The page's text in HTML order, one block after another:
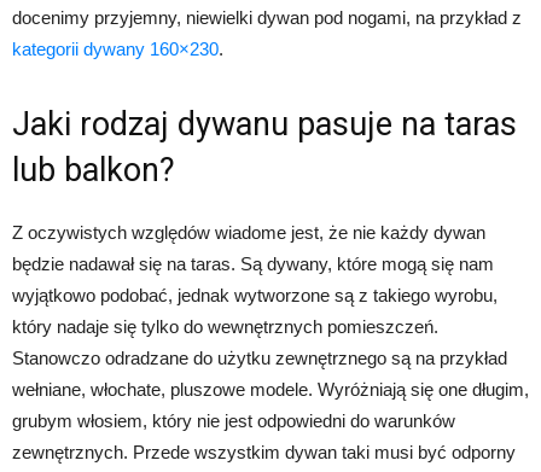
docenimy przyjemny, niewielki dywan pod nogami, na przykład z
kategorii dywany 160×230.
Jaki rodzaj dywanu pasuje na taras
lub balkon?
Z oczywistych względów wiadome jest, że nie każdy dywan
będzie nadawał się na taras. Są dywany, które mogą się nam
wyjątkowo podobać, jednak wytworzone są z takiego wyrobu,
który nadaje się tylko do wewnętrznych pomieszczeń.
Stanowczo odradzane do użytku zewnętrznego są na przykład
wełniane, włochate, pluszowe modele. Wyróżniają się one długim,
grubym włosiem, który nie jest odpowiedni do warunków
zewnętrznych. Przede wszystkim dywan taki musi być odporny